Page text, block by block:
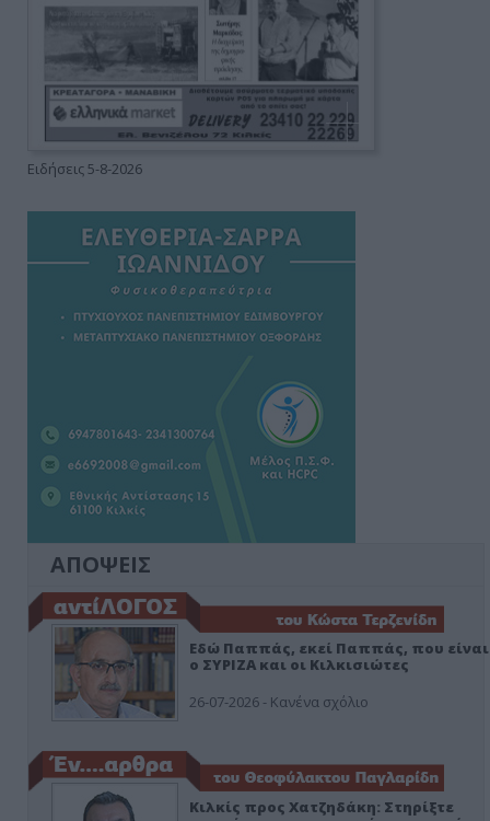
Ειδήσεις 5-8-2026
ΑΠΟΨΕΙΣ
Εδώ Παππάς, εκεί Παππάς, που είναι
ο ΣΥΡΙΖΑ και οι Κιλκισιώτες
26-07-2026 - Κανένα σχόλιο
Κιλκίς προς Χατζηδάκη: Στηρίξτε